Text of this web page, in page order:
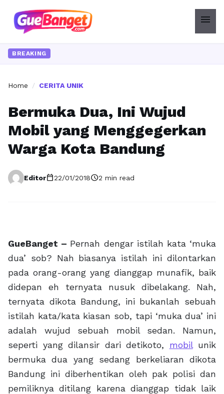
menu
BREAKING
Home / CERITA UNIK
Bermuka Dua, Ini Wujud
Mobil yang Menggegerkan
Warga Kota Bandung
Editorcalendar_today22/01/2018schedule2 min read
GueBanget – Pernah dengar istilah kata ‘muka
dua’ sob? Nah biasanya istilah ini dilontarkan
pada orang-orang yang dianggap munafik, baik
didepan eh ternyata nusuk dibelakang. Nah,
ternyata dikota Bandung, ini bukanlah sebuah
istilah kata/kata kiasan sob, tapi ‘muka dua’ ini
adalah wujud sebuah mobil sedan. Namun,
seperti yang dilansir dari detikoto, mobilunik
bermuka dua yang sedang berkeliaran dikota
Bandung ini diberhentikan oleh pak polisi dan
pemiliknya ditilang karena dianggap tidak laik